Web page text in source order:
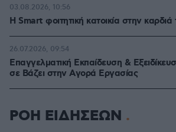
Η Smart φοιτητική κατοικία στην
03.08.2026, 10:56
Επαγγελματική Εκπαίδευση &
σε Bάζει στην Aγορά Eργασίας
26.07.2026, 09:54
ΡΟΗ ΕΙΔΗΣΕΩΝ